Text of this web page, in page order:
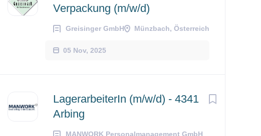
Verpackung (m/w/d)
Greisinger GmbH Münzbach, Österreich
05 Nov, 2025
LagerarbeiterIn (m/w/d) - 4341
Arbing
MANWORK Personalmanagement GmbH